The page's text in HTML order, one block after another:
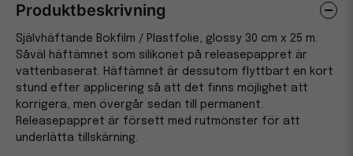
Produktbeskrivning
Självhäftande Bokfilm / Plastfolie, glossy 30 cm x 25 m.
Såväl häftämnet som silikonet på releasepappret är
vattenbaserat. Häftämnet är dessutom flyttbart en kort
stund efter applicering så att det finns möjlighet att
korrigera, men övergår sedan till permanent.
Releasepappret är försett med rutmönster för att
underlätta tillskärning.